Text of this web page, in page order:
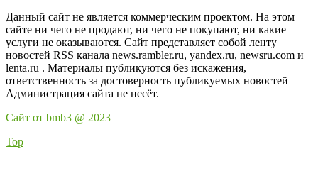
Данный сайт не является коммерческим проектом. На этом
сайте ни чего не продают, ни чего не покупают, ни какие
услуги не оказываются. Сайт представляет собой ленту
новостей RSS канала news.rambler.ru, yandex.ru, newsru.com и
lenta.ru . Материалы публикуются без искажения,
ответственность за достоверность публикуемых новостей
Администрация сайта не несёт.
Сайт от bmb3 @ 2023
Top